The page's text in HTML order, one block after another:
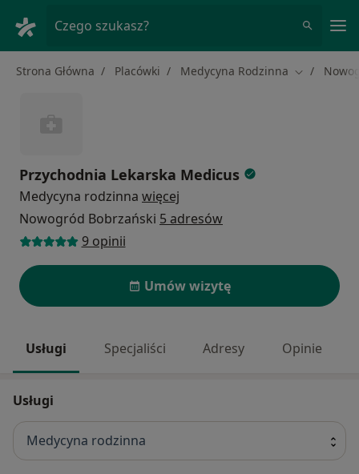
Czego szukasz?
Strona Główna Placówki Medycyna Rodzinna Zmień
Przychodnia Lekarska Medicus
Medycyna rodzinna więcej
Nowogród Bobrzański 5 adresów
9 opinii
Umów wizytę
Usługi Specjaliści Adresy Opinie
Usługi
Medycyna rodzinna